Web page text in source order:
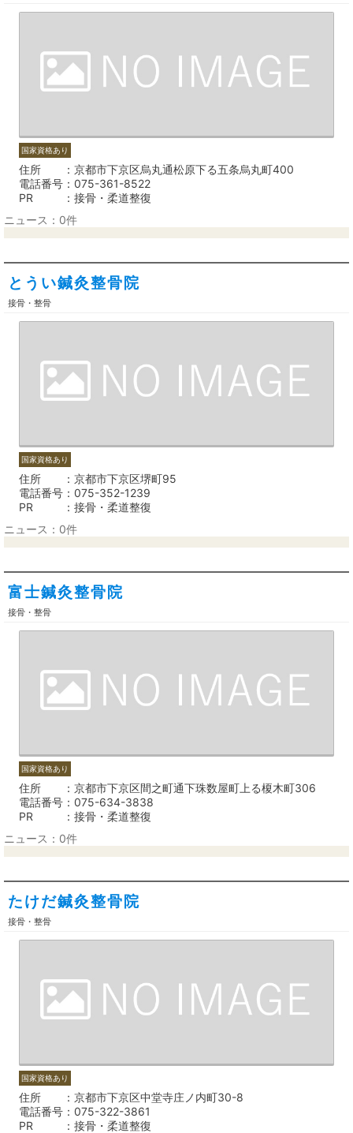
国家資格あり
住所
京都市下京区烏丸通松原下る五条烏丸町400
電話番号
075-361-8522
PR
接骨・柔道整復
ニュース：0件
とうい鍼灸整骨院
接骨・整骨
国家資格あり
住所
京都市下京区堺町95
電話番号
075-352-1239
PR
接骨・柔道整復
ニュース：0件
富士鍼灸整骨院
接骨・整骨
国家資格あり
住所
京都市下京区間之町通下珠数屋町上る榎木町306
電話番号
075-634-3838
PR
接骨・柔道整復
ニュース：0件
たけだ鍼灸整骨院
接骨・整骨
国家資格あり
住所
京都市下京区中堂寺庄ノ内町30-8
電話番号
075-322-3861
PR
接骨・柔道整復